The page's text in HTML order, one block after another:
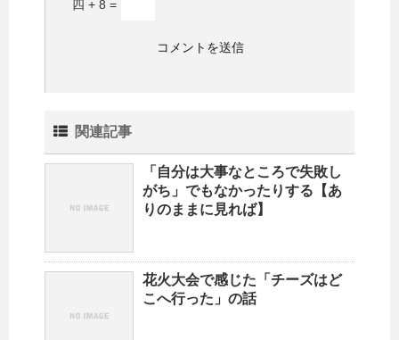
四 + 8 =
関連記事
「自分は大事なところで失敗し
がち」でもなかったりする【あ
りのままに見れば】
花火大会で感じた「チーズはど
こへ行った」の話